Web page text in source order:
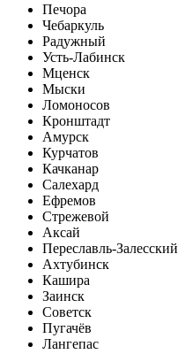
Печора
Чебаркуль
Радужный
Усть-Лабинск
Мценск
Мыски
Ломоносов
Кронштадт
Амурск
Курчатов
Качканар
Салехард
Ефремов
Стрежевой
Аксай
Переславль-Залесский
Ахтубинск
Кашира
Заинск
Советск
Пугачёв
Лангепас